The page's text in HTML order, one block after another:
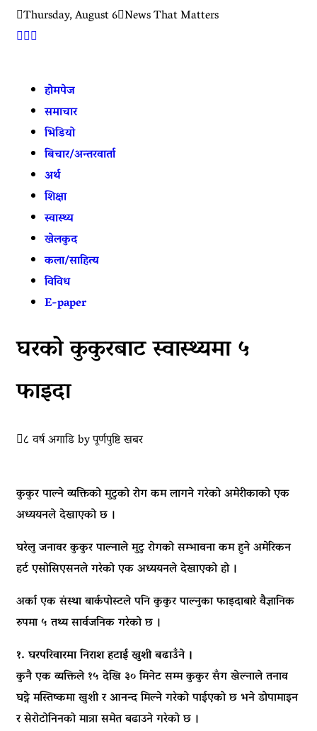
Thursday, August 6 News That Matters
होमपेज
समाचार
भिडियो
बिचार/अन्तरवार्ता
अर्थ
शिक्षा
स्वास्थ्य
खेलकुद
कला/साहित्य
विविध
E-paper
घरको कुकुरबाट स्वास्थ्यमा ५
फाइदा
८ वर्ष अगाडिbyपूर्णपुष्टि खबर
कुकुर पाल्ने व्यक्तिको मुटुको रोग कम लागने गरेको अमेरीकाको एक
अध्ययनले देखाएको छ ।
घरेलु जनावर कुकुर पाल्नाले मुटु रोगको सम्भावना कम हुने अमेरिकन
हर्ट एसोसिएसनले गरेको एक अध्ययनले देखाएको हो ।
अर्का एक संस्था बार्कपोस्टले पनि कुकुर पाल्नुका फाइदाबारे वैज्ञानिक
रुपमा ५ तथ्य सार्वजनिक गरेको छ ।
१. घरपरिवारमा निराश हटाई खुशी बढाउँने ।
कुनै एक व्यक्तिले १५ देखि ३० मिनेट सम्म कुकुर सँग खेल्नाले तनाव
घट्ने मस्तिष्कमा खुशी र आनन्द मिल्ने गरेको पाईएको छ भने डोपामाइन
र सेरोटोनिनको मात्रा समेत बढाउने गरेको छ ।